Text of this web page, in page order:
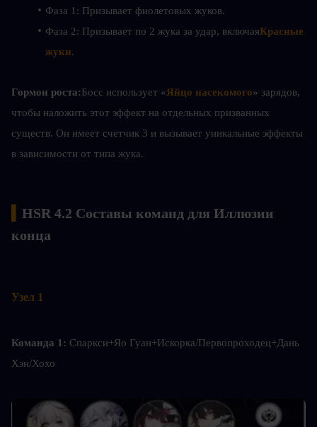
Фаза 1: Призывает фиолетовых жуков.
Фаза 2: Призывает по 2 жука за удар, включаяКрасные
жуки.
Гормон роста:Босс использует «Яйцо насекомого» зарядов,
чтобы наложить этот эффект на отдельных призванных
существ. Он имеет счетчик 3 и вызывает уникальные эффекты
в зависимости от типа жука.
HSR 4.2 Составы команд для Иллюзии
конца
Узел 1
Команда 1: Спаркси+Яо Гуан+Искорка/Первопроходец+Дань
Хэн/Хохо